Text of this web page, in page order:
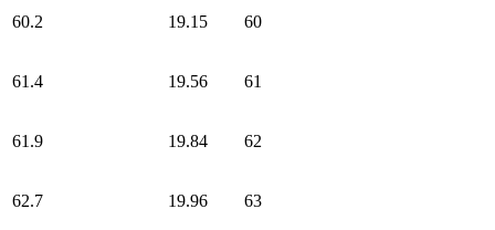
60.2 19.15 60
61.4 19.56 61
61.9 19.84 62
62.7 19.96 63